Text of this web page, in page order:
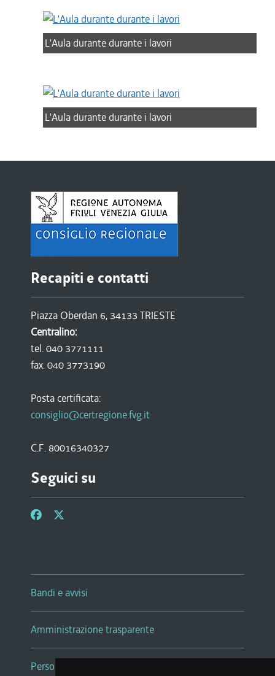
L'Aula durante durante i lavori
L'Aula durante durante i lavori
Recapiti e contatti
Piazza Oberdan 6, 34133 TRIESTE
Centralino:
tel. 040 3771111
fax. 040 3773190
Posta certificata:
consiglio@certregione.fvg.it
C.F. 80016340327
Seguici su
Bandi e avvisi
Amministrazione trasparente
Persone e Uffici